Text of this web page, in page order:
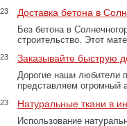
Доставка бетона в
Без бетона в
строительство. Этот
Заказывайте быструю
Дорогие наши любители
представляем огромный
Натуральные ткани в
Использование